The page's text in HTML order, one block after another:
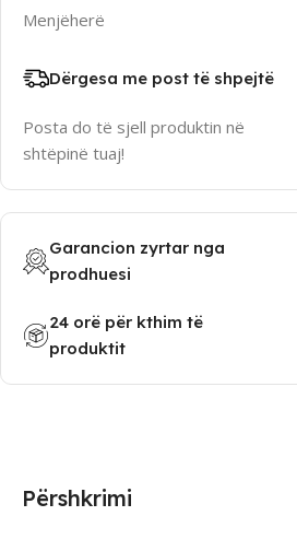
Menjëherë
Dërgesa me post të shpejtë
Posta do të sjell produktin në
shtëpinë tuaj!
Garancion zyrtar nga
prodhuesi
24 orë për kthim të
produktit
Përshkrimi